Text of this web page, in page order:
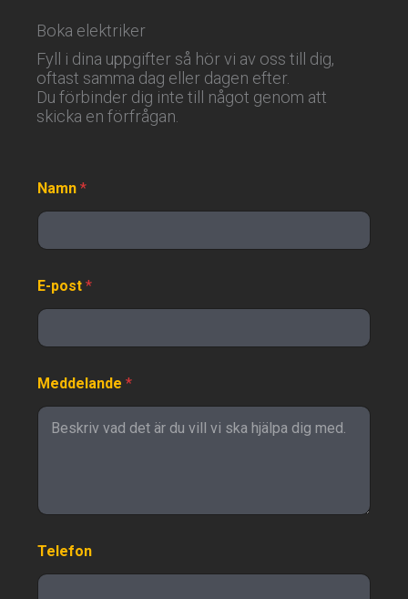
Boka elektriker
Fyll i dina uppgifter så hör vi av oss till dig,
oftast samma dag eller dagen efter.
Du förbinder dig inte till något genom att
skicka en förfrågan.
Namn *
E-post *
Meddelande *
Telefon